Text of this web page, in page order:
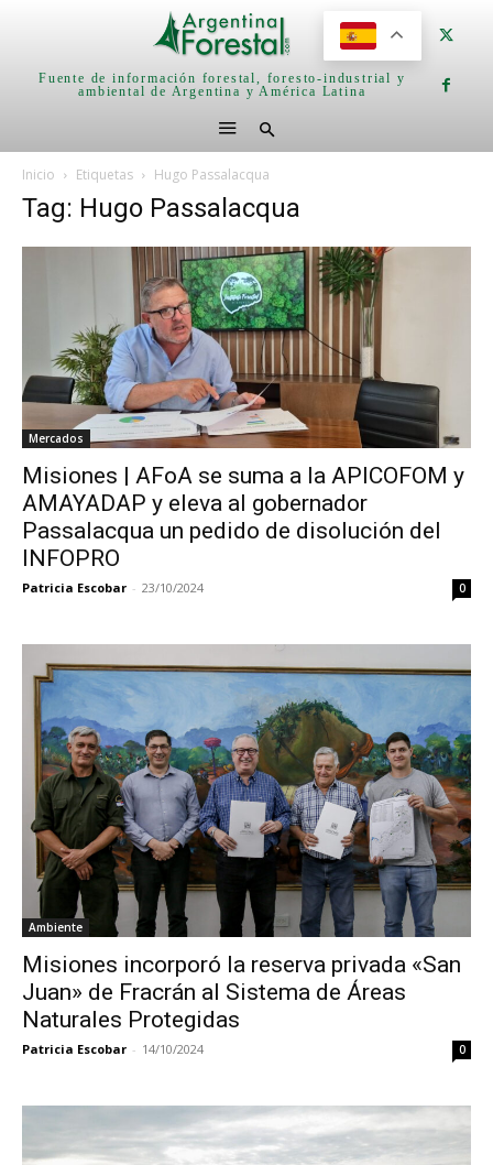
Fuente de información forestal, foresto-industrial y
ambiental de Argentina y América Latina
Inicio Etiquetas Hugo Passalacqua
Tag: Hugo Passalacqua
Mercados
Misiones | AFoA se suma a la APICOFOM y
AMAYADAP y eleva al gobernador
Passalacqua un pedido de disolución del
INFOPRO
Patricia Escobar - 23/10/2024 0
Ambiente
Misiones incorporó la reserva privada «San
Juan» de Fracrán al Sistema de Áreas
Naturales Protegidas
Patricia Escobar - 14/10/2024 0